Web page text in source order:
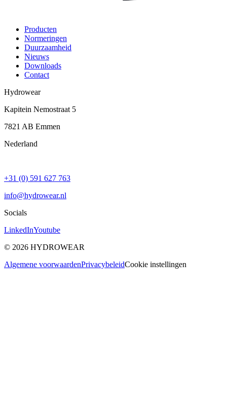
Producten
Normeringen
Duurzaamheid
Nieuws
Downloads
Contact
Hydrowear
Kapitein Nemostraat 5
7821 AB Emmen
Nederland
+31 (0) 591 627 763
info@hydrowear.nl
Socials
LinkedInYoutube
© 2026 HYDROWEAR
Algemene voorwaardenPrivacybeleidCookie instellingen